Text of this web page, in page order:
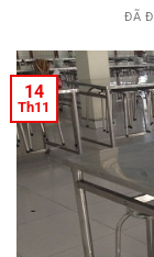
ĐÃ
14
Th11